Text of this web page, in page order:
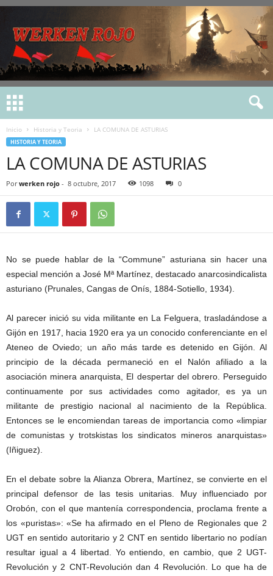
Inicio Historia y Teoria LA COMUNA DE ASTURIAS
HISTORIA Y TEORIA
LA COMUNA DE ASTURIAS
Por werken rojo - 8 octubre, 2017 1098 0
No se puede hablar de la “Commune” asturiana sin hacer una
especial mención a José Mª Martínez, destacado anarcosindicalista
asturiano (Prunales, Cangas de Onís, 1884-Sotiello, 1934).
Al parecer inició su vida militante en La Felguera, trasladándose a
Gijón en 1917, hacia 1920 era ya un conocido conferenciante en el
Ateneo de Oviedo; un año más tarde es detenido en Gijón. Al
principio de la década permaneció en el Nalón afiliado a la
asociación minera anarquista, El despertar del obrero. Perseguido
continuamente por sus actividades como agitador, es ya un
militante de prestigio nacional al nacimiento de la República.
Entonces se le encomiendan tareas de importancia como «limpiar
de comunistas y trotskistas los sindicatos mineros anarquistas»
(Iñiguez).
En el debate sobre la Alianza Obrera, Martínez, se convierte en el
principal defensor de las tesis unitarias. Muy influenciado por
Orobón, con el que mantenía correspondencia, proclama frente a
los «puristas»: «Se ha afirmado en el Pleno de Regionales que 2
UGT en sentido autoritario y 2 CNT en sentido libertario no podían
resultar igual a 4 libertad. Yo entiendo, en cambio, que 2 UGT-
Revolución y 2 CNT-Revolución dan 4 Revolución. Lo que ha de